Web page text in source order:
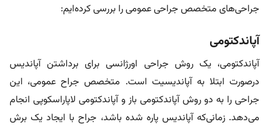
جراحی‌های متخصص جراحی عمومی را بررسی کرده‌ایم:
آپاندکتومی
آپاندکتومی، یک روش جراحی اورژانسی برای برداشتن آپاندیس
درصورت ابتلا به آپاندیسیت است. متخصص جراح عمومی، این
جراحی را به دو روش آپاندکتومی باز و آپاندکتومی لاپاراسکوپی انجام
می‌دهد. زمانی‌که آپاندیس پاره شده باشد، جراح با ایجاد یک برش